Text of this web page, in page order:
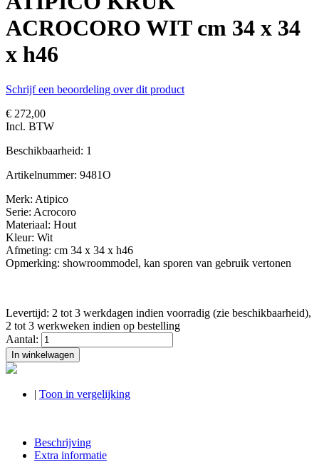
ACROCORO WIT cm 34 x 34
x h46
Schrijf een beoordeling over dit product
€ 272,00
Incl. BTW
Beschikbaarheid: 1
Artikelnummer: 9481O
Merk: Atipico
Serie: Acrocoro
Materiaal: Hout
Kleur: Wit
Afmeting: cm 34 x 34 x h46
Opmerking: showroommodel, kan sporen van gebruik vertonen
Levertijd: 2 tot 3 werkdagen indien voorradig (zie beschikbaarheid),
2 tot 3 werkweken indien op bestelling
Aantal:
In winkelwagen
| Toon in vergelijking
Beschrijving
Extra informatie